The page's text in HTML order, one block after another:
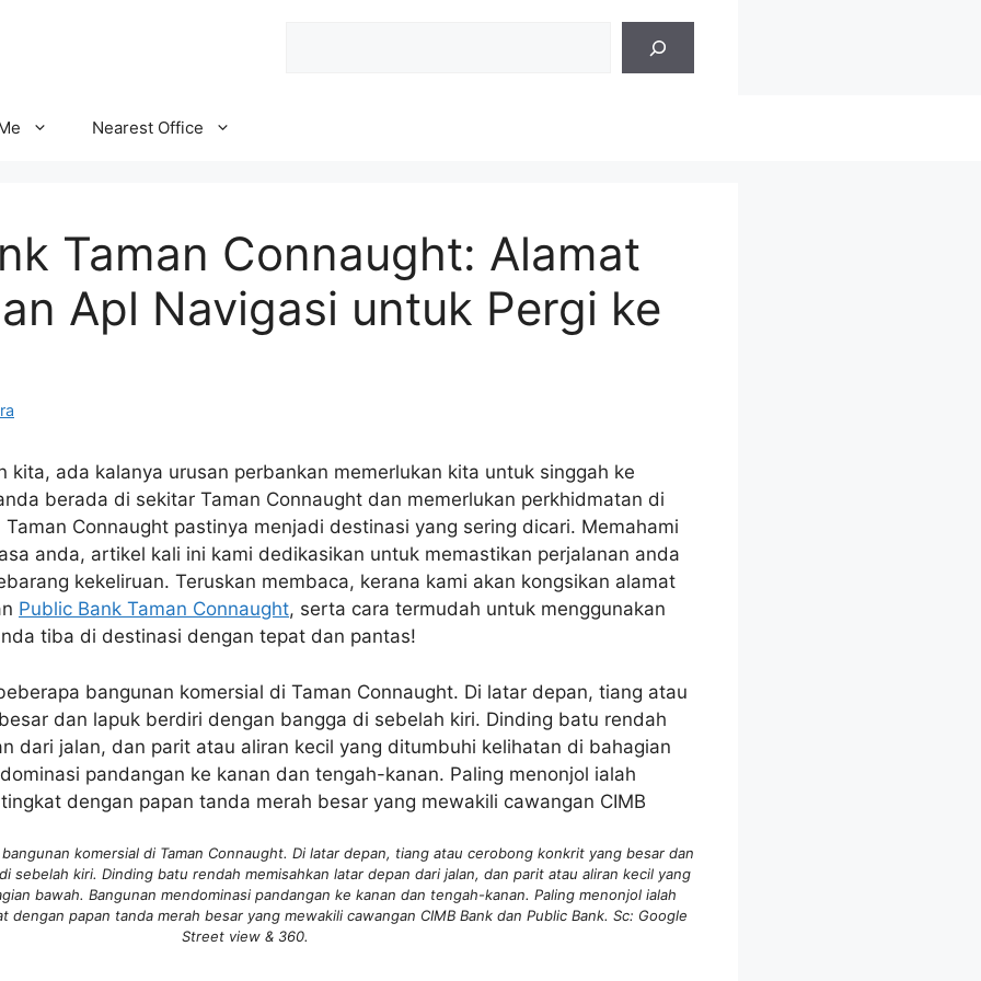
Nearest Office
Taman Connaught: Alamat
Apl Navigasi untuk Pergi ke
kita, ada kalanya urusan perbankan memerlukan kita untuk singgah ke
berada di sekitar Taman Connaught dan memerlukan perkhidmatan di
Connaught pastinya menjadi destinasi yang sering dicari. Memahami
anda, artikel kali ini kami dedikasikan untuk memastikan perjalanan anda
kekeliruan. Teruskan membaca, kerana kami akan kongsikan alamat
Public Bank Taman Connaught, serta cara termudah untuk menggunakan
tiba di destinasi dengan tepat dan pantas!
komersial di Taman Connaught. Di latar depan, tiang atau cerobong konkrit yang besar dan
sebelah kiri. Dinding batu rendah memisahkan latar depan dari jalan, dan parit atau aliran kecil yang
bawah. Bangunan mendominasi pandangan ke kanan dan tengah-kanan. Paling menonjol ialah
papan tanda merah besar yang mewakili cawangan CIMB Bank dan Public Bank. Sc: Google
Street view & 360.